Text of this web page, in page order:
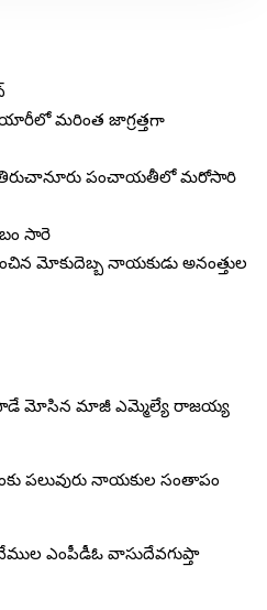
మరింత జాగ్రత్తగా
తిరుచానూరు పంచాయతీలో మరోసారి
సారె
మోకుదెబ్బ నాయకుడు అనంత్తుల
మోసిన మాజీ ఎమ్మెల్యే రాజయ్య
పలువురు నాయకుల సంతాపం
ఎంపీడీఓ వాసుదేవగుప్తా